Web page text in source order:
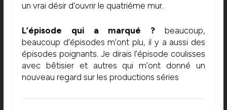
un vrai désir d’ouvrir le quatrième mur.
L’épisode qui a marqué ? beaucoup,
beaucoup d’épisodes m’ont plu, il y a aussi des
épisodes poignants. Je dirais l’épisode coulisses
avec bêtisier et autres qui m’ont donné un
nouveau regard sur les productions séries